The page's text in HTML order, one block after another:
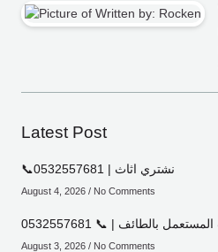
Latest Post
📞0532557681 | نشتري اثاث
August 4, 2026 No Comments
بالطائف | 📞 0532557681
August 3, 2026 No Comments